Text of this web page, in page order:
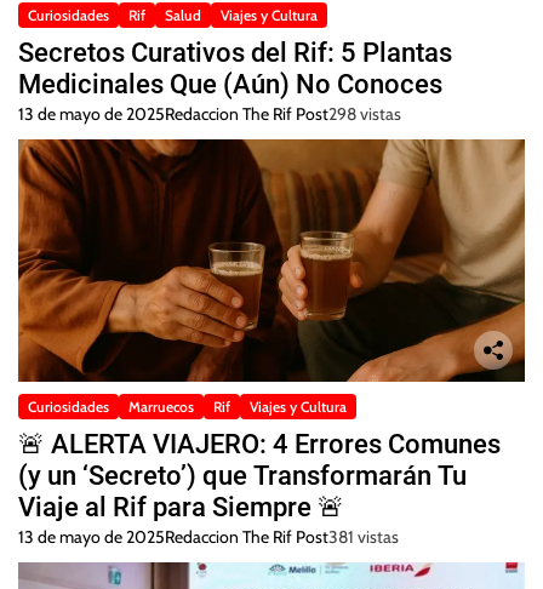
Curiosidades Rif Salud Viajes y Cultura
Secretos Curativos del Rif: 5 Plantas
Medicinales Que (Aún) No Conoces
13 de mayo de 2025Redaccion The Rif Post298 vistas
Curiosidades Marruecos Rif Viajes y Cultura
🚨 ALERTA VIAJERO: 4 Errores Comunes
(y un ‘Secreto’) que Transformarán Tu
Viaje al Rif para Siempre 🚨
13 de mayo de 2025Redaccion The Rif Post381 vistas